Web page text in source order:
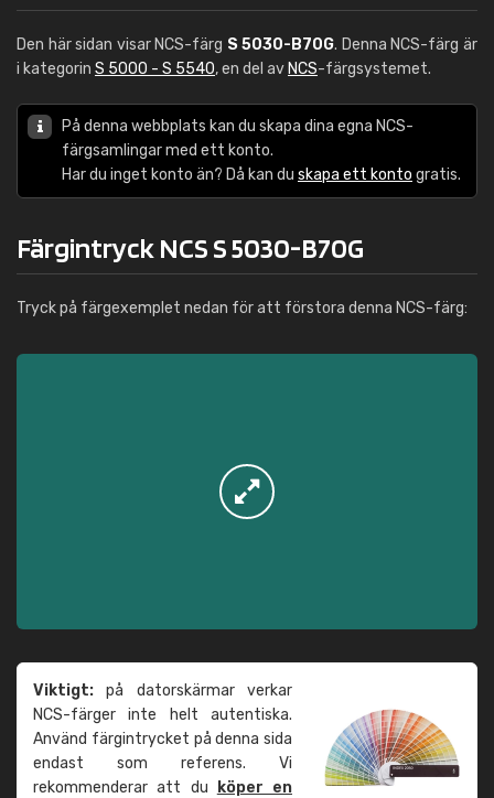
Den här sidan visar NCS-färg S 5030-B70G. Denna NCS-färg är
i kategorin S 5000 - S 5540, en del av NCS-färgsystemet.
På denna webbplats kan du skapa dina egna NCS-
färgsamlingar med ett konto.
Har du inget konto än? Då kan du skapa ett konto gratis.
Färgintryck NCS S 5030-B70G
Tryck på färgexemplet nedan för att förstora denna NCS-färg:
Viktigt: på datorskärmar verkar
NCS-färger inte helt autentiska.
Använd färgintrycket på denna sida
endast som referens. Vi
rekommenderar att du
köper en